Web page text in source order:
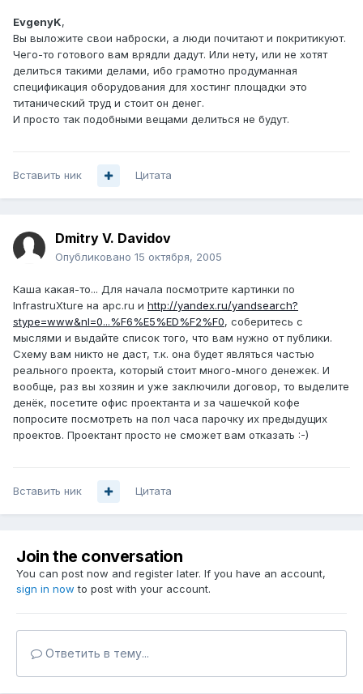
EvgenyK,
Вы выложите свои наброски, а люди почитают и покритикуют.
Чего-то готового вам врядли дадут. Или нету, или не хотят
делиться такими делами, ибо грамотно продуманная
спецификация оборудования для хостинг площадки это
титанический труд и стоит он денег.
И просто так подобными вещами делиться не будут.
Вставить ник Цитата
Dmitry V. Davidov
Опубликовано 15 октября, 2005
Каша какая-то... Для начала посмотрите картинки по
InfrastruXture на apc.ru и http://yandex.ru/yandsearch?
stype=www&nl=0...%F6%E5%ED%F2%F0, соберитесь с
мыслями и выдайте список того, что вам нужно от публики.
Схему вам никто не даст, т.к. она будет являться частью
реального проекта, который стоит много-много денежек. И
вообще, раз вы хозяин и уже заключили договор, то выделите
денёк, посетите офис проектанта и за чашечкой кофе
попросите посмотреть на пол часа парочку их предыдущих
проектов. Проектант просто не сможет вам отказать :-)
Вставить ник Цитата
Join the conversation
You can post now and register later. If you have an account,
sign in now to post with your account.
Ответить в тему...